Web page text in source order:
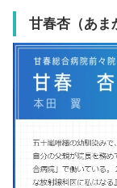
甘春杏（あま